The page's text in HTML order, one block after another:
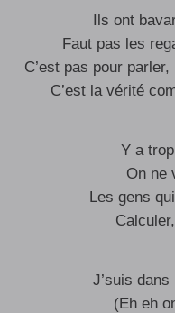
Ils ont
Faut pas les
C’est pas pour
C’est la vérité
Y a
On ne
Les gens
J’suis
(Eh eh